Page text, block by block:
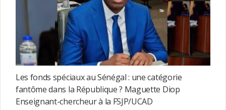
Les fonds spéciaux au Sénégal : une catégorie
fantôme dans la République ? Maguette Diop
Enseignant-chercheur à la FSJP/UCAD